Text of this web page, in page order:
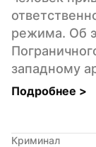
режима. Об
западному
Подробнее >
Криминал